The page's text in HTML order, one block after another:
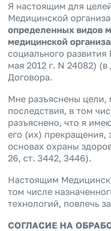
Я настоящим для
Медицинской
определенных видов
медицинской
социального
мая 2012 г. N 24082)
Договора.
Мне разъяснены цели,
последствия, в том
разъяснено, что я
его (их) прекращения,
основах охраны
26, ст. 3442, 3446).
Настоящим
том числе
технологий, повлечь
СОГЛАСИЕ НА